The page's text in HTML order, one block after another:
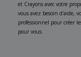
et Crayons avec votre
vous avez besoin d'aide,
professionnel pour créer
pour vous.